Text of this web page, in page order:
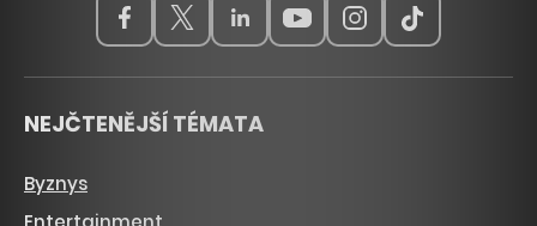
NEJČTENĚJŠÍ TÉMATA
Byznys